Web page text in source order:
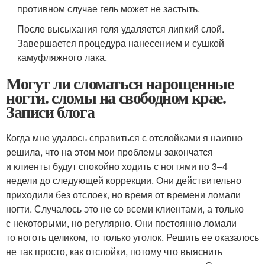
противном случае гель может не застыть.
После высыхания геля удаляется липкий слой.
Завершается процедура нанесением и сушкой
камуфляжного лака.
Могут ли сломаться нарощенные
ногти. сломы на свободном крае.
Записи блога
Когда мне удалось справиться с отслойками я наивно
решила, что на этом мои проблемы закончатся
и клиенты будут спокойно ходить с ногтями по 3–4
недели до следующей коррекции. Они действительно
приходили без отслоек, но время от времени ломали
ногти. Случалось это не со всеми клиентами, а только
с некоторыми, но регулярно. Они постоянно ломали
то ноготь целиком, то только уголок. Решить ее оказалось
не так просто, как отслойки, потому что выяснить